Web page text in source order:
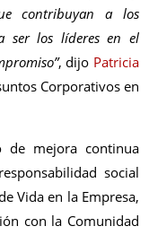
contribuyan a los
ser los líderes en el
, dijo Patricia
Corporativos en
de mejora continua
social
Vida en la Empresa,
con la Comunidad